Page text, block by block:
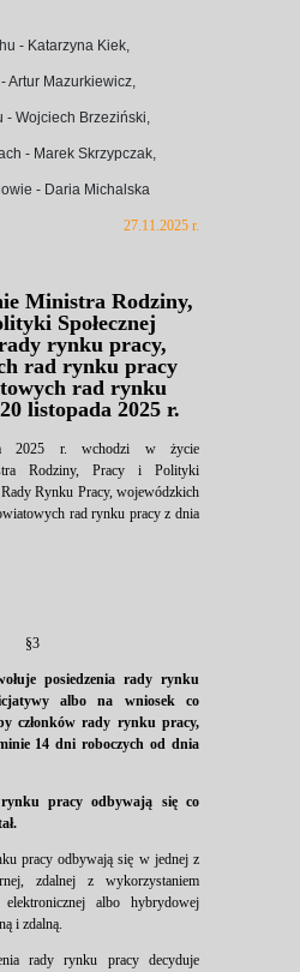
- Katarzyna Kiek,
Artur Mazurkiewicz,
- Wojciech Brzeziński,
- Marek Skrzypczak,
- Daria Michalska
27.11.2025 r.
Ministra Rodziny,
Społecznej
rynku pracy,
rad rynku pracy
rad rynku
listopada 2025 r.
2025 r. wchodzi w życie
Rodziny, Pracy i Polityki
Rynku Pracy, wojewódzkich
rad rynku pracy z dnia
§3
posiedzenia rady rynku
albo na wniosek co
członków rady rynku pracy,
14 dni roboczych od dnia
pracy odbywają się co
pracy odbywają się w jednej z
zdalnej z wykorzystaniem
albo hybrydowej
i zdalną.
rady rynku pracy decyduje